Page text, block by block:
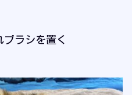
ラシを置く